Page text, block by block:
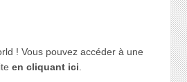
! Vous pouvez accéder à une
en cliquant ici.